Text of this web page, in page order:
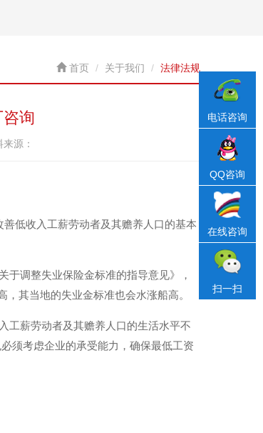
首页 关于我们 法律法规
询
源：
低收入工薪劳动者及其赡养人口的基本
于调整失业保险金标准的指导意见》，
其当地的失业金标准也会水涨船高。
工薪劳动者及其赡养人口的生活水平不
须考虑企业的承受能力，确保最低工资
电话咨询
QQ咨询
在线咨询
扫一扫